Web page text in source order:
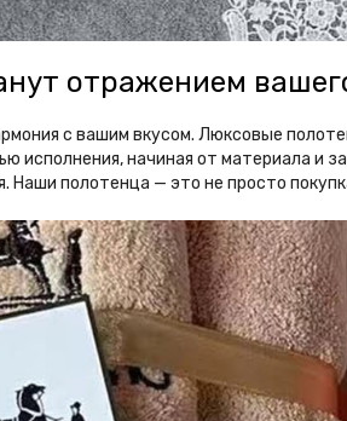
отражением
с вашим вкусом. Люксовые
исполнения, начиная от материала и
полотенца — это не просто